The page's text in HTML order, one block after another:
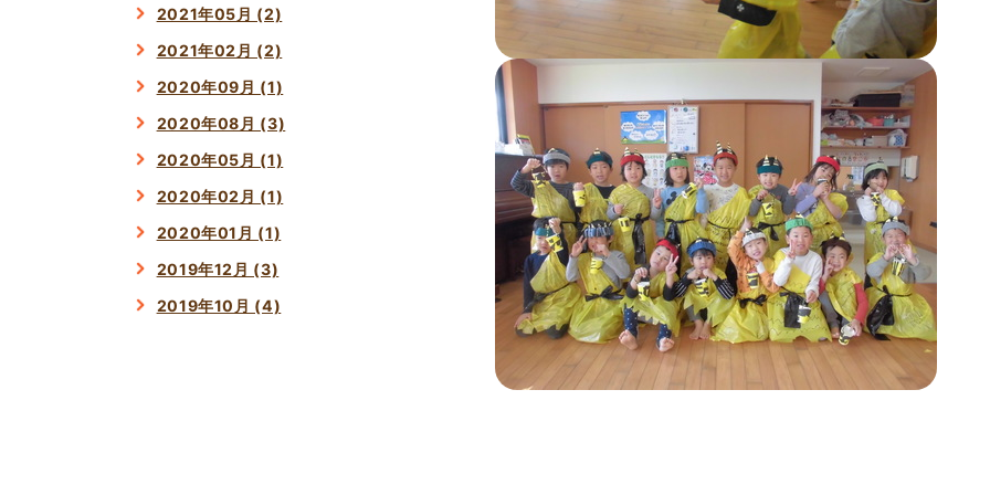
2021年05月 (2)
2021年02月 (2)
2020年09月 (1)
2020年08月 (3)
2020年05月 (1)
2020年02月 (1)
2020年01月 (1)
2019年12月 (3)
2019年10月 (4)